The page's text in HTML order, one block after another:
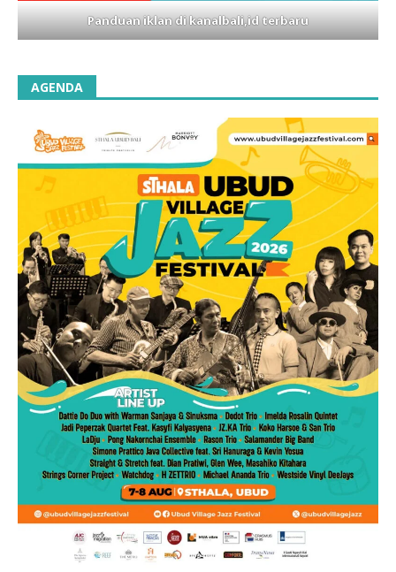
Panduan iklan di kanalbali,id terbaru
AGENDA